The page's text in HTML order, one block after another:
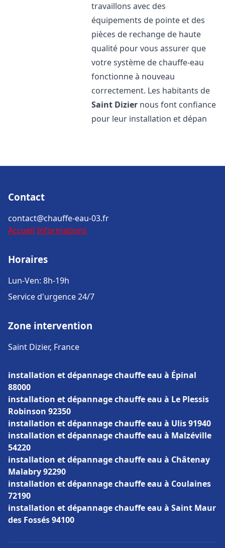
travaillons avec des
équipements de pointe et des
pièces de rechange de haute
qualité pour vous assurer que
votre système de chauffe-eau
fonctionne à nouveau
correctement. Les habitants de
Saint Dizier nous font confiance
pour leur installation et dépan
Contact
contact@chauffe-eau-03.fr
Accueil Informations
Horaires
Lun-Ven: 8h-19h
Service d'urgence 24/7
Zone intervention
Saint Dizier, France
installation et dépannage chauffe eau à Épinal
88000
installation et dépannage chauffe eau à Le Plessis
Robinson 92350
installation et dépannage chauffe eau à Ulis 91940
installation et dépannage chauffe eau à Malzéville
54220
installation et dépannage chauffe eau à Châtenay
Malabry 92290
installation et dépannage chauffe eau à Coulaines
72190
installation et dépannage chauffe eau à Saint Maur
des Fossés 94100